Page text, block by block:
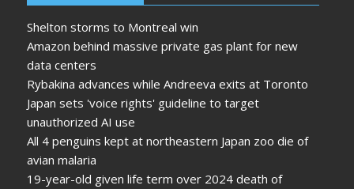
Shelton storms to Montreal win
Amazon behind massive private gas plant for new
data centers
Rybakina advances while Andreeva exits at Toronto
Japan sets 'voice rights' guideline to target
unauthorized AI use
All 4 penguins kept at northeastern Japan zoo die of
avian malaria
19-year-old given life term over 2024 death of